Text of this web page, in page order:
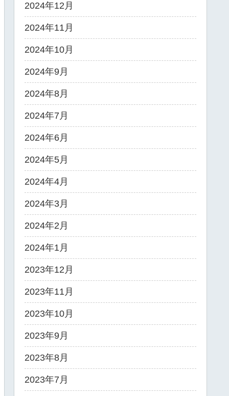
2024年12月
2024年11月
2024年10月
2024年9月
2024年8月
2024年7月
2024年6月
2024年5月
2024年4月
2024年3月
2024年2月
2024年1月
2023年12月
2023年11月
2023年10月
2023年9月
2023年8月
2023年7月